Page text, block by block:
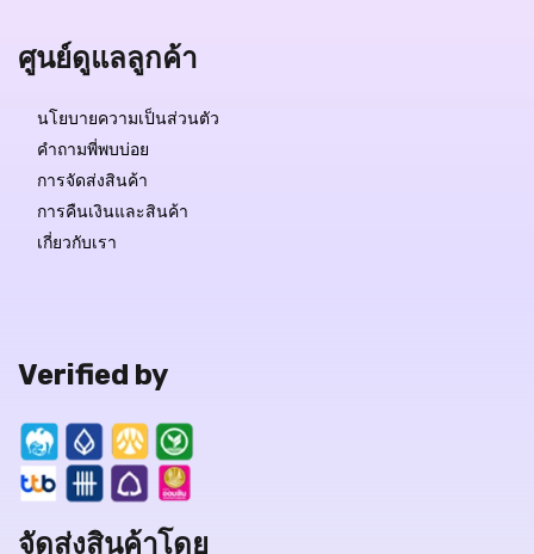
ศูนย์ดูแลลูกค้า
นโยบายความเป็นส่วนตัว
คำถามพี่พบบ่อย
การจัดส่งสินค้า
การคืนเงินและสินค้า
เกี่ยวกับเรา
Verified by
จัดส่งสินค้าโดย